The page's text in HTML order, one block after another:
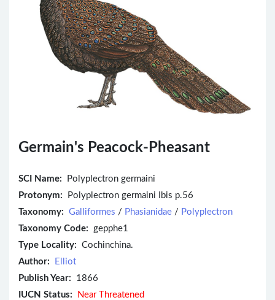
Germain's Peacock-Pheasant
SCI Name:
Polyplectron germaini
Protonym: Polyplectron germaini Ibis p.56
Taxonomy: Galliformes / Phasianidae / Polyplectron
Taxonomy Code: gepphe1
Type Locality: Cochinchina.
Author:
Elliot
Publish Year: 1866
IUCN Status:
Near Threatened